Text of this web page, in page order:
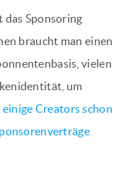
das Sponsoring
braucht man einen
vielen
um
einige Creators schon